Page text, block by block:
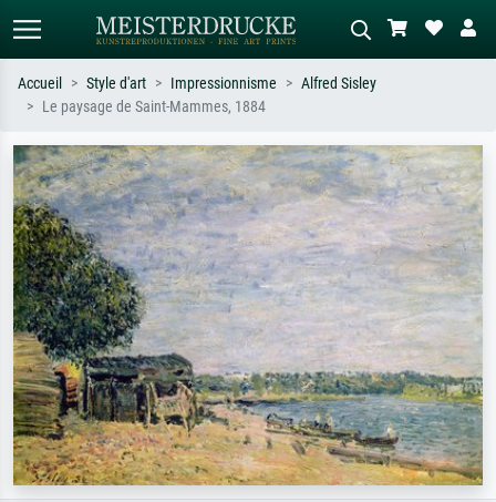
Recherchez par artiste, titre ou style –
ex. Monet, Nuit étoilée,
impressionnisme, vague de Hokusai,
nu.
Décrivez la scène – ex. prairie verte,
abstrait avec beaucoup de rouge,
tableau sombre, nu debout près d'un
arbre.
Accueil Style d'art Impressionnisme
Alfred Sisley
Le paysage de Saint-Mammes, 1884